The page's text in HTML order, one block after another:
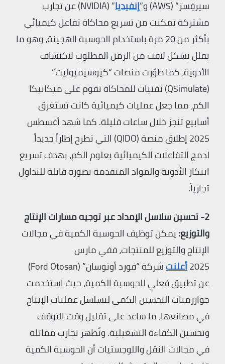
سيرفِسز” (AWS) و”
إنفيديا
” (NVIDIA) عن تجارب
مشتركة تمكنت من تسريع محاكاة تفاعل كيميائي
بأكثر من 20 مرة باستخدام الحوسبة الهجينة، وهو ما
يقلل بشكل لافت من الزمن المطلوب لاكتشاف
الأدوية، كما طوّرت منصات “كيوسيميوليت”
(QSimulate) تقنيات للمحاكاة تقوم على ميكانيكا
الكم، مما جعل عمليات كيميائية كانت تستغرق
أسابيع تنجز خلال ساعات قليلة. كما شهد أغسطس
2025 إطلاق منصة (QIDO) التي تطرح إطاراً جديداً
لدمج التفاعلات الكيميائية بعلوم الكم، بهدف تسريع
ابتكار الأدوية والمواد المتقدمة بصورة قابلة للتداول
تجارياً.
2- تحسين سلاسل الإمداد عبر توجيه مسارات الإنتاج
والتوزيع:يمكن توظيف الحوسبة الكمية في مجالات
الإنتاج والتوزيع للمنتجات، ففي مارس
2025أعلنت
شركة “فورد أوتوسان” (Ford Otosan)
عن تطبيق فعلي للحوسبة الكمية، حيث استخدمت
خوارزميات التحسين الكمي لتسلسل عمليات الإنتاج
في مصانعها، ما ساعد على تقليل وقت التوقف
وتحسين الكفاءة التشغيلية. وتُظهر تجارب مماثلة
في مجالات النقل واللوجستيات أن الحوسبة الكمية